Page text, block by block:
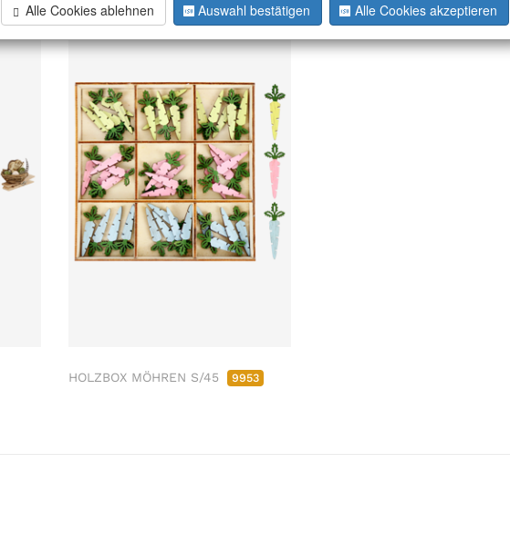
HOLZBOX MÖHREN S/45 9953
Alle Cookies ablehnen Auswahl bestätigen Alle Cookies akzeptieren